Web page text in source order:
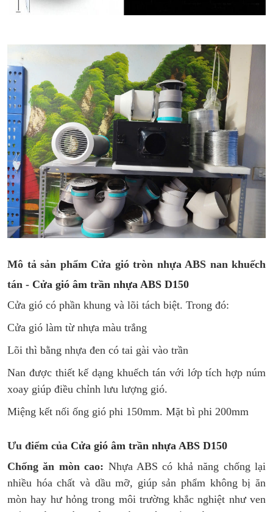
Mô tả sản phẩm Cửa gió tròn nhựa ABS nan khuếch
tán - Cửa gió âm trần nhựa ABS D150
Cửa gió có phần khung và lõi tách biệt. Trong đó:
Cửa gió làm từ nhựa màu trắng
Lõi thì bằng nhựa đen có tai gài vào trần
Nan được thiết kế dạng khuếch tán với lớp tích hợp núm
xoay giúp điều chỉnh lưu lượng gió.
Miệng kết nối ống gió phi 150mm. Mặt bì phi 200mm
Ưu điểm của Cửa gió âm trần nhựa ABS D150
Chống ăn mòn cao: Nhựa ABS có khả năng chống lại
nhiều hóa chất và dầu mỡ, giúp sản phẩm không bị ăn
mòn hay hư hỏng trong môi trường khắc nghiệt như ven